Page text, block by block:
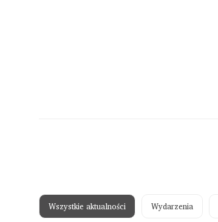
Wszystkie aktualności Wydarzenia